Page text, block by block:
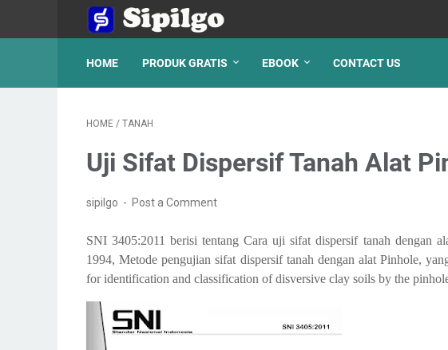
HOME PRODUK GRATIS EBOOK CONTACT US
HOME / TANAH
Uji Sifat Dispersif Tanah Alat
sipilgo Post a Comment
SNI 3405:2011 berisi tentang Cara uji sifat dispersif tanah dengan
1994, Metode pengujian sifat dispersif tanah dengan alat Pinhole,
for identification and classification of disversive clay soils by the